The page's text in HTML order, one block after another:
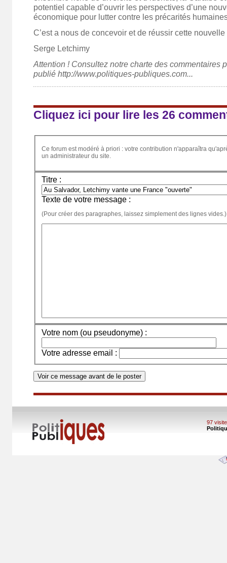
potentiel capable d’ouvrir les perspectives d’une
économique pour lutter contre les précarités
C’est a nous de concevoir et de réussir cette
Serge Letchimy
Attention ! Consultez notre charte des commentaires
publié http://www.politiques-publiques.com...
Cliquez ici pour lire les 26
Ce forum est modéré à priori : votre contribution n'apparaîtra
un administrateur du site.
Titre :
Texte de votre message :
(Pour créer des paragraphes, laissez simplement des lignes vides.)
Votre nom (ou pseudonyme) :
Votre adresse email :
97